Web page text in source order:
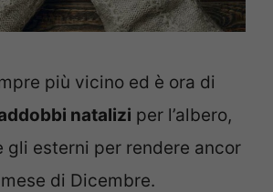
più vicino ed è ora di
natalizi per l’albero,
gli esterni per rendere ancor
di Dicembre.